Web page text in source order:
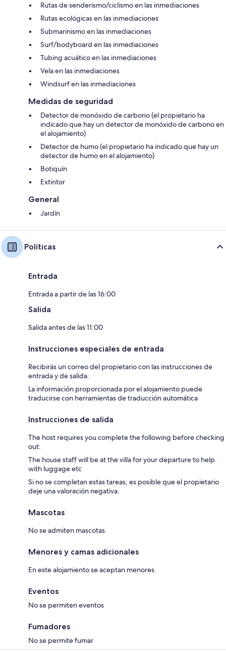
Rutas de senderismo/ciclismo en las inmediaciones
Rutas ecológicas en las inmediaciones
Submarinismo en las inmediaciones
Surf/bodyboard en las inmediaciones
Tubing acuático en las inmediaciones
Vela en las inmediaciones
Windsurf en las inmediaciones
Medidas de seguridad
Detector de monóxido de carbono (el propietario ha
indicado que hay un detector de monóxido de carbono en
el alojamiento)
Detector de humo (el propietario ha indicado que hay un
detector de humo en el alojamiento)
Botiquín
Extintor
General
Jardín
Políticas
Entrada
Entrada a partir de las 16:00
Salida
Salida antes de las 11:00
Instrucciones especiales de entrada
Recibirás un correo del propietario con las instrucciones de
entrada y de salida.
La información proporcionada por el alojamiento puede
traducirse con herramientas de traducción automática
Instrucciones de salida
The host requires you complete the following before checking
out:
The house staff will be at the villa for your departure to help
with luggage etc
Si no se completan estas tareas, es posible que el propietario
deje una valoración negativa.
Mascotas
No se admiten mascotas.
Menores y camas adicionales
En este alojamiento se aceptan menores.
Eventos
No se permiten eventos
Fumadores
No se permite fumar